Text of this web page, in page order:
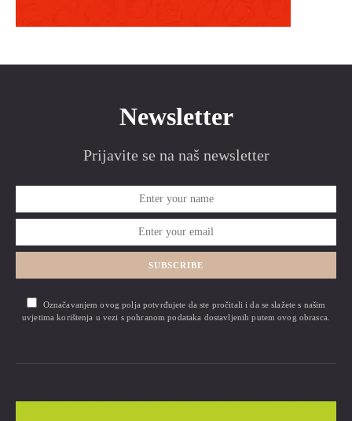
Newsletter
Prijavite se na naš newsletter
SUBSCRIBE
Označavanjem ovog polja potvrđujete da ste pročitali i da se slažete s našim
uvjetima korištenja u vezi s pohranom podataka dostavljenih putem ovog obrasca.